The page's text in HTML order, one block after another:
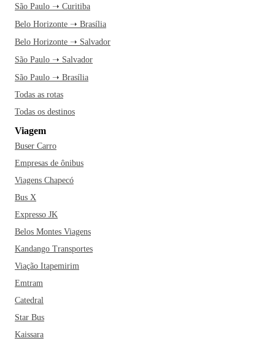
São Paulo ➝ Curitiba
Belo Horizonte ➝ Brasília
Belo Horizonte ➝ Salvador
São Paulo ➝ Salvador
São Paulo ➝ Brasília
Todas as rotas
Todas os destinos
Viagem
Buser Carro
Empresas de ônibus
Viagens Chapecó
Bus X
Expresso JK
Belos Montes Viagens
Kandango Transportes
Viação Itapemirim
Emtram
Catedral
Star Bus
Kaissara